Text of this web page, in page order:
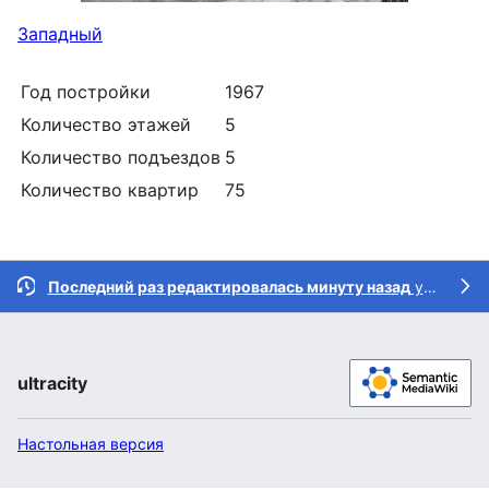
Западный
Год постройки
1967
Количество этажей
5
Количество подъездов 5
Количество квартир
75
Последний раз редактировалась минуту назадучастником
ultracity
Настольная версия